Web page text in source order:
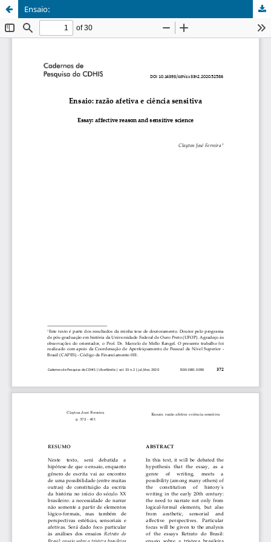
Ensaio: